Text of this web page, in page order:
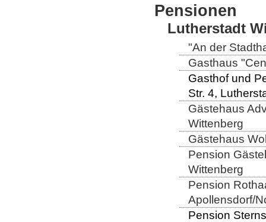
Pensionen
Lutherstadt
"An der
Gasthaus
Gasthof und
Str. 4,
Gästehaus
Wittenberg
Gästehaus
Pension
Wittenberg
Pension
Apollensdorf/
Pension